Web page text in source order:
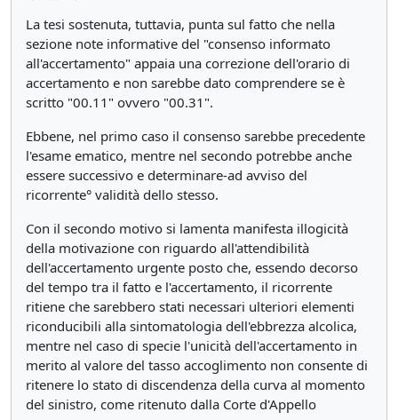
La tesi sostenuta, tuttavia, punta sul fatto che nella
sezione note informative del "consenso informato
all'accertamento" appaia una correzione dell'orario di
accertamento e non sarebbe dato comprendere se è
scritto "00.11" ovvero "00.31".
Ebbene, nel primo caso il consenso sarebbe precedente
l'esame ematico, mentre nel secondo potrebbe anche
essere successivo e determinare-ad avviso del
ricorrente° validità dello stesso.
Con il secondo motivo si lamenta manifesta illogicità
della motivazione con riguardo all'attendibilità
dell'accertamento urgente posto che, essendo decorso
del tempo tra il fatto e l'accertamento, il ricorrente
ritiene che sarebbero stati necessari ulteriori elementi
riconducibili alla sintomatologia dell'ebbrezza alcolica,
mentre nel caso di specie l'unicità dell'accertamento in
merito al valore del tasso accoglimento non consente di
ritenere lo stato di discendenza della curva al momento
del sinistro, come ritenuto dalla Corte d'Appello